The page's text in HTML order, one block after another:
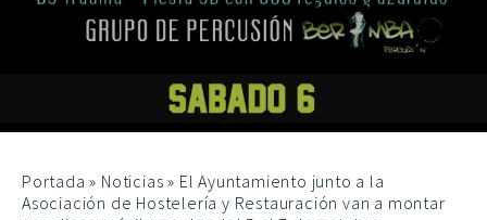
Portada » Noticias » El Ayuntamiento junto a la
Asociación de Hostelería y Restauración van a montar